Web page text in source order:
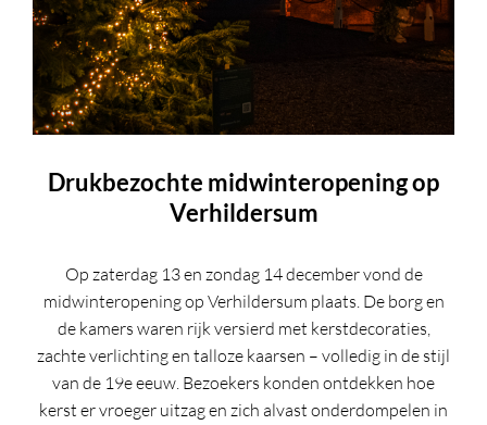
Drukbezochte midwinteropening op
Verhildersum
Op zaterdag 13 en zondag 14 december vond de
midwinteropening op Verhildersum plaats. De borg en
de kamers waren rijk versierd met kerstdecoraties,
zachte verlichting en talloze kaarsen – volledig in de stijl
van de 19e eeuw. Bezoekers konden ontdekken hoe
kerst er vroeger uitzag en zich alvast onderdompelen in